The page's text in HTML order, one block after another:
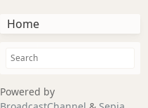
Home
Powered by